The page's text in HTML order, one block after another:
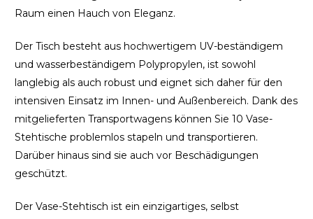
Raum einen Hauch von Eleganz.
Der Tisch besteht aus hochwertigem UV-beständigem
und wasserbeständigem Polypropylen, ist sowohl
langlebig als auch robust und eignet sich daher für den
intensiven Einsatz im Innen- und Außenbereich. Dank des
mitgelieferten Transportwagens können Sie 10 Vase-
Stehtische problemlos stapeln und transportieren.
Darüber hinaus sind sie auch vor Beschädigungen
geschützt.
Der Vase-Stehtisch ist ein einzigartiges, selbst